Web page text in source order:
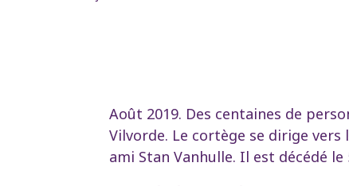
Août 2019. Des centaines de
Vilvorde. Le cortège se dirige vers
ami Stan Vanhulle. Il est décédé